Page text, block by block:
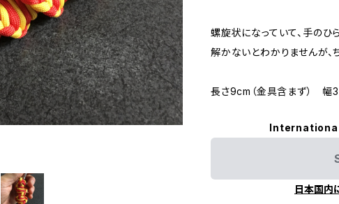
螺旋状になっていて、手のひ
解かないとわかりませんが、
長さ9cm（金具含まず） 幅
日本国内